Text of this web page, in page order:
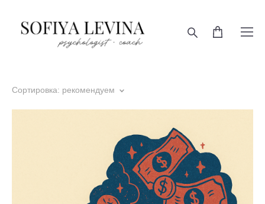
Сортировка: рекомендуем